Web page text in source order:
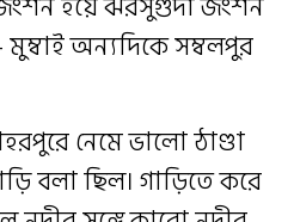
অন্যদিকে সম্বলপুর
নেমে ভালো ঠাণ্ডা
বলা ছিল। গাড়িতে করে